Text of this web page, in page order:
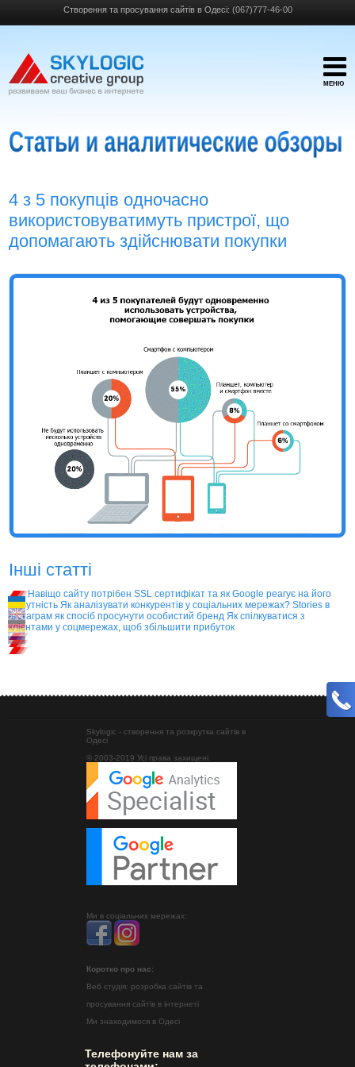
Створення та просування сайтів в Одесі: (067)777-46-00
МЕНЮ
4 з 5 покупців одночасно
використовуватимуть пристрої, що
допомагають здійснювати покупки
Інші статті
Навіщо сайту потрібен SSL сертифікат та як Google реагує на його
відсутність Як аналізувати конкурентів у соціальних мережах?Stories в
Інстаграм як спосіб просунути особистий бренд Як спілкуватися з
клієнтами у соцмережах, щоб збільшити прибуток
Skylogic - створення та розкрутка сайтів в
Одесі
© 2003-2019 Усі права захищені.
Ми в соціальних мережах:
Коротко про нас:
Веб студія: розробка сайтів та
просування сайтів в інтернеті
Ми знаходимося в Одесі
Телефонуйте нам за